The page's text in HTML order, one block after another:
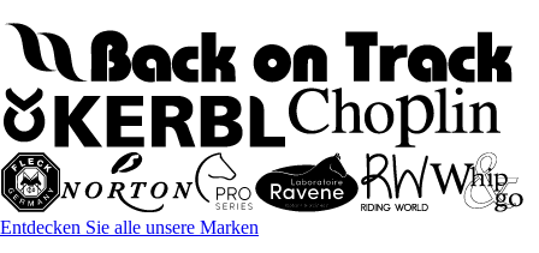
Entdecken Sie alle unsere Marken